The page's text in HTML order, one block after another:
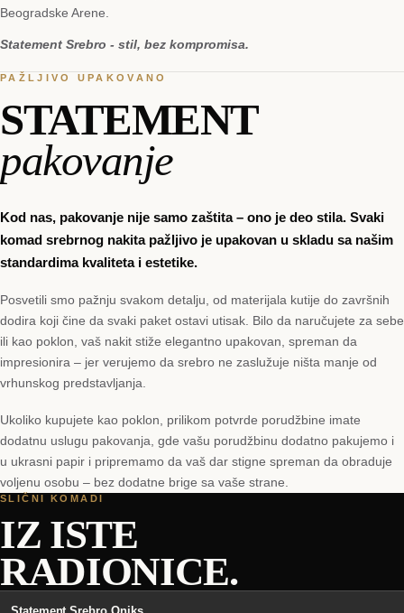
Beogradske Arene.
Statement Srebro - stil, bez kompromisa.
PAŽLJIVO UPAKOVANO
STATEMENT
pakovanje
Kod nas, pakovanje nije samo zaštita – ono je deo stila. Svaki
komad srebrnog nakita pažljivo je upakovan u skladu sa našim
standardima kvaliteta i estetike.
Posvetili smo pažnju svakom detalju, od materijala kutije do završnih
dodira koji čine da svaki paket ostavi utisak. Bilo da naručujete za sebe
ili kao poklon, vaš nakit stiže elegantno upakovan, spreman da
impresionira – jer verujemo da srebro ne zaslužuje ništa manje od
vrhunskog predstavljanja.
Ukoliko kupujete kao poklon, prilikom potvrde porudžbine imate
dodatnu uslugu pakovanja, gde vašu porudžbinu dodatno pakujemo i
u ukrasni papir i pripremamo da vaš dar stigne spreman da obraduje
voljenu osobu – bez dodatne brige sa vaše strane.
SLIČNI KOMADI
IZ ISTE
RADIONICE.